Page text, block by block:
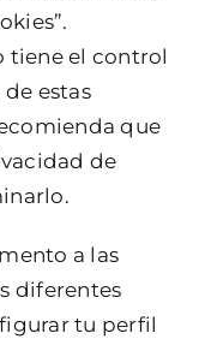
tiene el control
estas
que
de
a las
diferentes
tu perfil